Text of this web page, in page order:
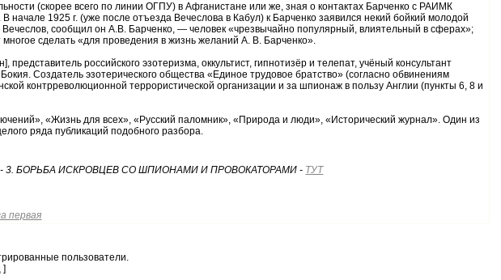
(скорее всего по линии ОГПУ) в Афганистане или же, зная о контактах Барченко с РАИМК
начале 1925 г. (уже после отъезда Вечеслова в Кабул) к Барченко заявился некий бойкий молодой
сообщил он A.B. Барченко, — человек «чрезвычайно популярный, влиятельный в сферах»;
сделать «для проведения в жизнь желаний A. B. Барченко».
российского эзотеризма, оккультист, гипнотизёр и телепат, учёный консультант
Создатель эзотерического общества «Единое трудовое братство» (согласно обвинениям
контрреволюционной террористической организации и за шпионаж в пользу Англии (пункты 6, 8 и
«Жизнь для всех», «Русский паломник», «Природа и люди», «Исторический журнал». Один из
ряда публикаций подобного разбора.
гг.) - 3. БОРЬБА ИСКРОВЦЕВ СО ШПИОНАМИ И ПРОВОКАТОРАМИ - ТУТ
первая
пользователи.
]